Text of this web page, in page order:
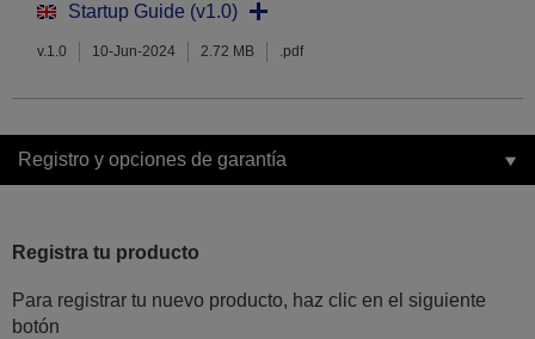
Startup Guide (v1.0)
v.1.0 10-Jun-2024 2.72 MB .pdf
Registro y opciones de garantía
Registra tu producto
Para registrar tu nuevo producto, haz clic en el siguiente
botón